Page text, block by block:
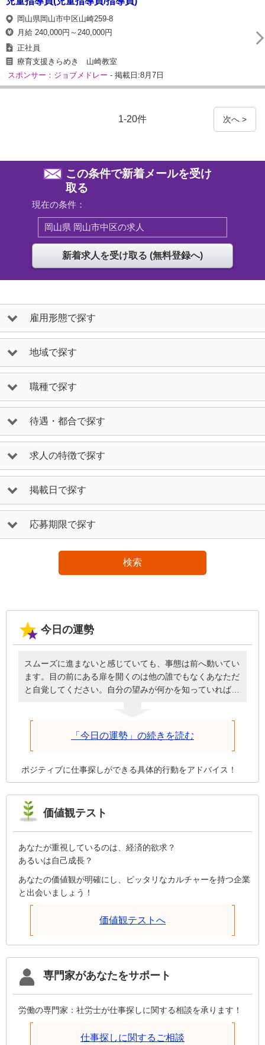
岡山県岡山市中区山崎259-8
月給 240,000円～240,000円
正社員
療育支援きらめき 山崎教室
スポンサー：ジョブメドレー - 掲載日:8月7日
1-20件 次へ >
この条件で新着メールを受け
取る
現在の条件：
岡山県 岡山市中区の求人
雇用形態で探す
地域で探す
職種で探す
待遇・都合で探す
求人の特徴で探す
掲載日で探す
応募期限で探す
検索
今日の運勢
スムーズに進まないと感じていても、事態は前へ動いてい
ます。目の前にある扉を開くのは他の誰でもなくあなただ
と自覚してください。自分の望みが何かを知っていれば、
分が歩を進めることを前提に、深刻にならず明るく元気に
話しかけた方が、今日は物事がうまくいきます。
「今日の運勢」の続きを読む
ポジティブに仕事探しができる具体的行動をアドバイス！
価値観テスト
あなたが重視しているのは、経済的欲求？
あるいは自己成長？
あなたの価値観が明確にし、ピッタリなカルチャーを持つ企業
と出会いましょう！
価値観テストへ
専門家があなたをサポート
労働の専門家：社労士が仕事探しに関する相談を承ります！
仕事探しに関するご相談